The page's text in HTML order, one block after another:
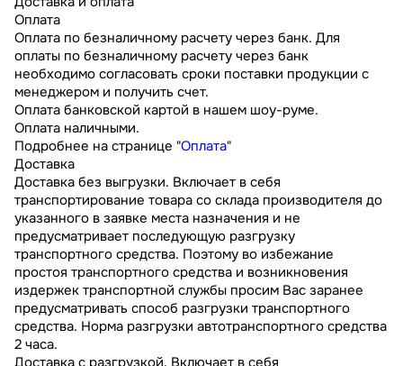
Оплата
Оплата по безналичному расчету через банк. Для
оплаты по безналичному расчету через банк
необходимо согласовать сроки поставки продукции с
менеджером и получить счет.
Оплата банковской картой в нашем шоу-руме.
Оплата наличными.
Подробнее на странице "Оплата"
Доставка
Доставка без выгрузки. Включает в себя
транспортирование товара со склада производителя до
указанного в заявке места назначения и не
предусматривает последующую разгрузку
транспортного средства. Поэтому во избежание
простоя транспортного средства и возникновения
издержек транспортной службы просим Вас заранее
предусматривать способ разгрузки транспортного
средства. Норма разгрузки автотранспортного средства
2 часа.